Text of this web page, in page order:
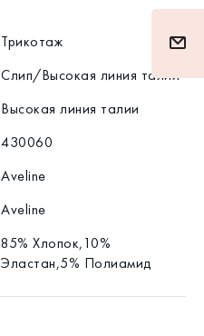
Трикотаж
Слип/Высокая линия талии
Высокая линия талии
430060
Aveline
Aveline
85% Хлопок,10%
Эластан,5% Полиамид